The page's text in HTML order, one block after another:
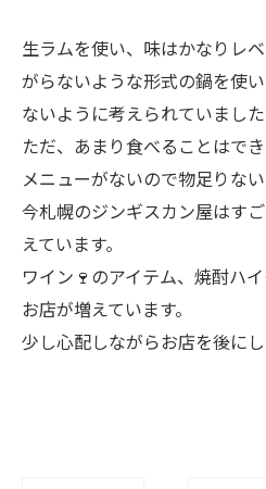
生ラムを使い、味はかなりレ
がらないような形式の鍋を使
ないように考えられていました
ただ、あまり食べることはで
メニューがないので物足りな
今札幌のジンギスカン屋はす
えています。
ワイン🍷のアイテム、焼酎ハ
お店が増えています。
少し心配しながらお店を後にし